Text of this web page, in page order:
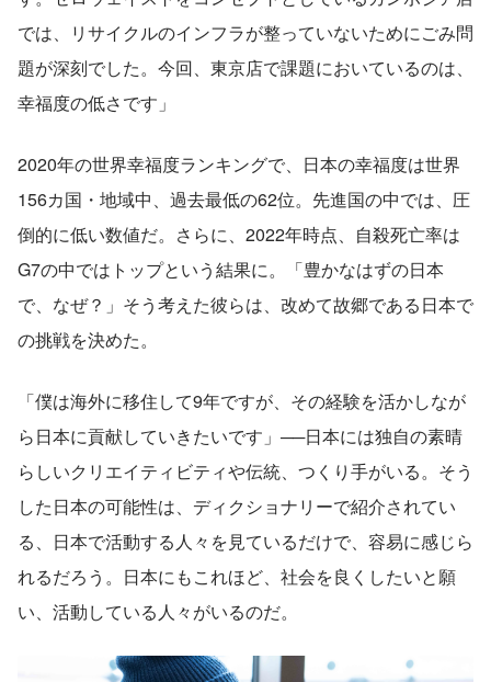
では、リサイクルのインフラが整っていないためにごみ問
題が深刻でした。今回、東京店で課題においているのは、
幸福度の低さです」
2020年の世界幸福度ランキングで、日本の幸福度は世界
156カ国・地域中、過去最低の62位。先進国の中では、圧
倒的に低い数値だ。さらに、2022年時点、自殺死亡率は
G7の中ではトップという結果に。「豊かなはずの日本
で、なぜ？」そう考えた彼らは、改めて故郷である日本で
の挑戦を決めた。
「僕は海外に移住して9年ですが、その経験を活かしなが
ら日本に貢献していきたいです」──日本には独自の素晴
らしいクリエイティビティや伝統、つくり手がいる。そう
した日本の可能性は、ディクショナリーで紹介されてい
る、日本で活動する人々を見ているだけで、容易に感じら
れるだろう。日本にもこれほど、社会を良くしたいと願
い、活動している人々がいるのだ。